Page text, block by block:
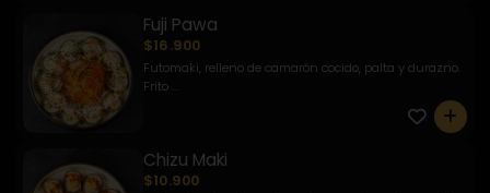
Fuji Pawa
$16.900
Futomaki, relleno de camarón cocido, palta y durazno.
Frito ...
0
Chizu Maki
$10.900